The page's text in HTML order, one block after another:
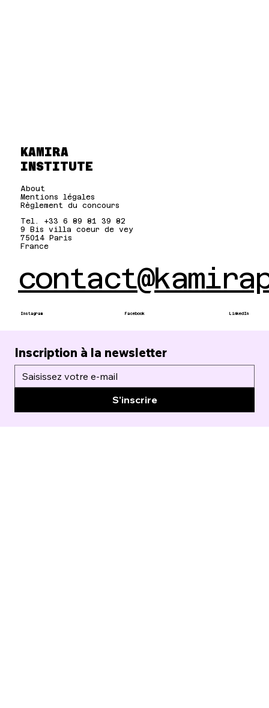
KAMIRA
INSTITUTE
Facebook
Instagram LinkedIn
About
Mentions légales
Règlement du concours
Tel. +33 6 89 81 39 82
9 Bis villa coeur de vey
75014 Paris
France
Inscription à la newsletter
S'inscrire